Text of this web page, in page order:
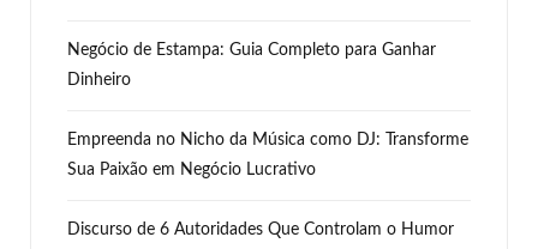
Negócio de Estampa: Guia Completo para Ganhar
Dinheiro
Empreenda no Nicho da Música como DJ: Transforme
Sua Paixão em Negócio Lucrativo
Discurso de 6 Autoridades Que Controlam o Humor